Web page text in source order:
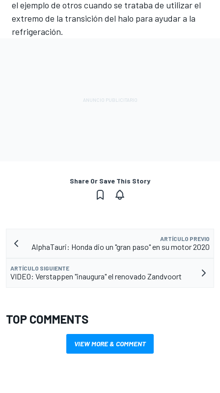
el ejemplo de otros cuando se trataba de utilizar el
extremo de la transición del halo para ayudar a la
refrigeración.
Share Or Save This Story
ARTÍCULO PREVIO
AlphaTauri: Honda dio un "gran paso" en su motor 2020
ARTÍCULO SIGUIENTE
VIDEO: Verstappen "inaugura" el renovado Zandvoort
TOP COMMENTS
VIEW MORE & COMMENT